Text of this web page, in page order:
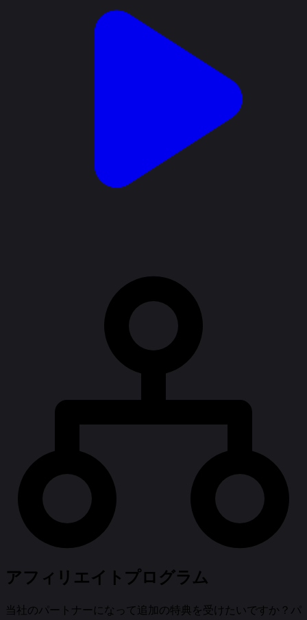
アフィリエイトプログラム
当社のパートナーになって追加の特典を受けたいですか？パ